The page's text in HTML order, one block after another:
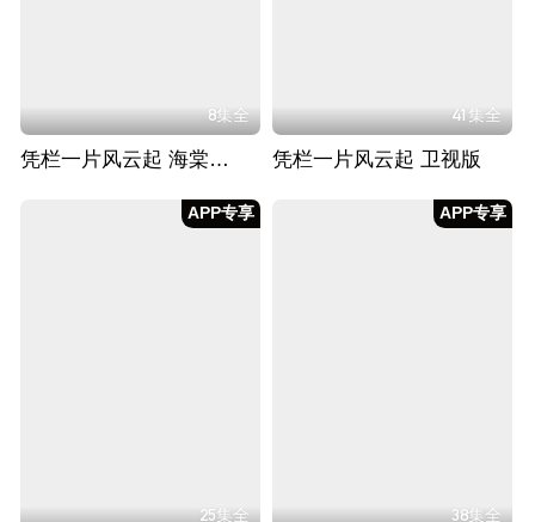
8集全
凭栏一片风云起 海棠花CP版
41集全
凭栏一片风云起 卫视版
APP专享
25集全
APP专享
38集全